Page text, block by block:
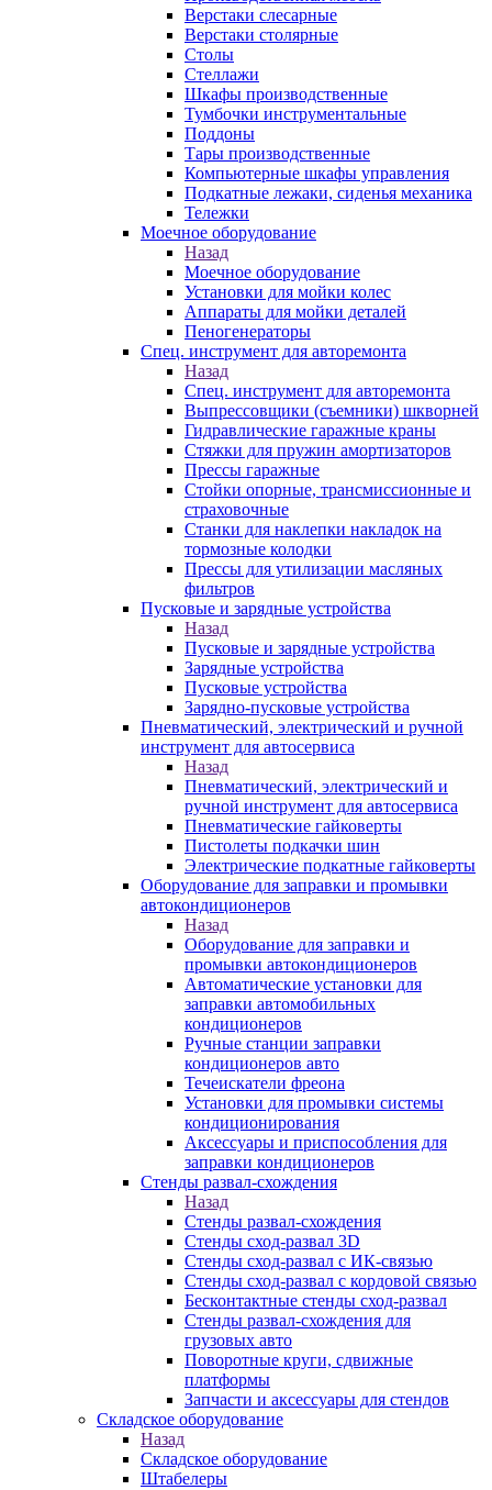
Верстаки слесарные
Верстаки столярные
Столы
Стеллажи
Шкафы производственные
Тумбочки инструментальные
Поддоны
Тары производственные
Компьютерные шкафы управления
Подкатные лежаки, сиденья механика
Тележки
Моечное оборудование
Назад
Моечное оборудование
Установки для мойки колес
Аппараты для мойки деталей
Пеногенераторы
Спец. инструмент для авторемонта
Назад
Спец. инструмент для авторемонта
Выпрессовщики (съемники) шкворней
Гидравлические гаражные краны
Стяжки для пружин амортизаторов
Прессы гаражные
Стойки опорные, трансмиссионные и
страховочные
Станки для наклепки накладок на
тормозные колодки
Прессы для утилизации масляных
фильтров
Пусковые и зарядные устройства
Назад
Пусковые и зарядные устройства
Зарядные устройства
Пусковые устройства
Зарядно-пусковые устройства
Пневматический, электрический и ручной
инструмент для автосервиса
Назад
Пневматический, электрический и
ручной инструмент для автосервиса
Пневматические гайковерты
Пистолеты подкачки шин
Электрические подкатные гайковерты
Оборудование для заправки и промывки
автокондиционеров
Назад
Оборудование для заправки и
промывки автокондиционеров
Автоматические установки для
заправки автомобильных
кондиционеров
Ручные станции заправки
кондиционеров авто
Течеискатели фреона
Установки для промывки системы
кондиционирования
Аксессуары и приспособления для
заправки кондиционеров
Стенды развал-схождения
Назад
Стенды развал-схождения
Стенды сход-развал 3D
Стенды сход-развал с ИК-связью
Стенды сход-развал с кордовой связью
Бесконтактные стенды сход-развал
Стенды развал-схождения для
грузовых авто
Поворотные круги, сдвижные
платформы
Запчасти и аксессуары для стендов
Складское оборудование
Назад
Складское оборудование
Штабелеры